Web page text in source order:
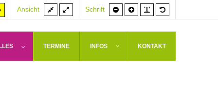
Hoher
Kontrast
Ansicht
Feste
Breite
Volle
Breite
Schrift
Schrift
kleiner
Schrift
größer
TERMINE INFOS KONTAKT